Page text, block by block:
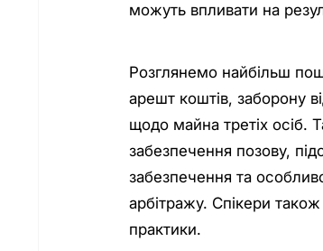
можуть впливати на
Розглянемо найбільш
арешт коштів, заборону
щодо майна третіх осіб.
забезпечення позову,
забезпечення та
арбітражу. Спікери
практики.